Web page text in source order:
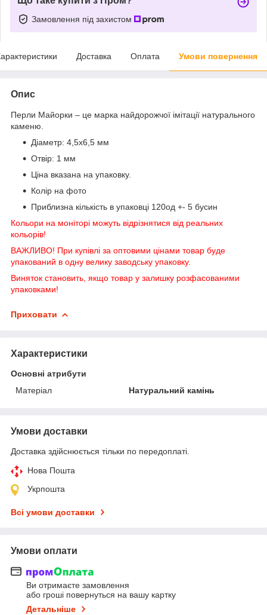
Замовлення під захистом
Доставка Оплата Умови повернення
Опис
Перли Майорки – це марка найдорожчої імітації натурального
каменю.
Діаметр: 4,5х6,5 мм
Отвір: 1 мм
Ціна вказана на упаковку.
Колір на фото
Приблизна кількість в упаковці 120од +- 5 бусин
Кольори на моніторі можуть відрізнятися від реальних
кольорів!
ВАЖЛИВО! При купівлі за оптовими цінами товар буде
упакований в одну велику заводську упаковку.
Виняток становить, якщо товар у залишку розфасованими
упаковками!
Приховати
Характеристики
Основні атрибути
Матеріал
Натуральний камінь
Умови доставки
Доставка здійснюється тільки по передоплаті.
Нова Пошта
Укрпошта
Всі умови доставки
Умови оплати
Ви отримаєте замовлення
або гроші повернуться на вашу картку
Детальніше